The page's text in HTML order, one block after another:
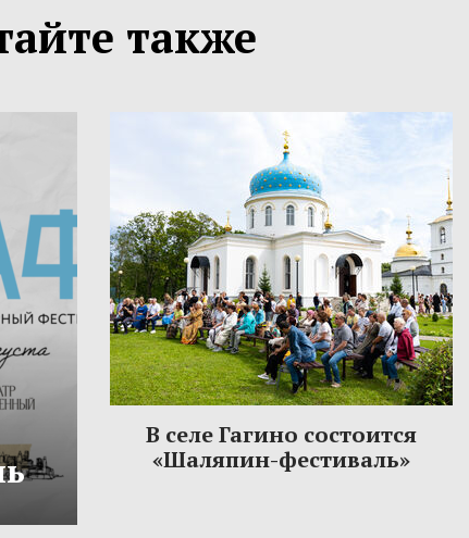
также
В селе Гагино состоится
«Шаляпин-фестиваль»